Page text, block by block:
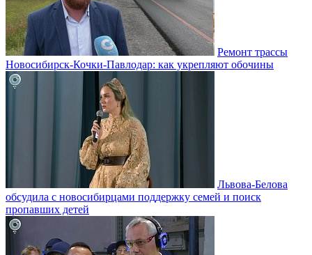
Ремонт трассы
Новосибирск-Кочки-Павлодар: как укрепляют обочины
Львова-Белова
обсудила с новосибирцами поддержку семей и поиск
пропавших детей